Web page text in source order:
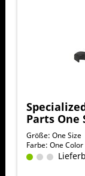
Parts One
Größe: One Size
Farbe: One Color